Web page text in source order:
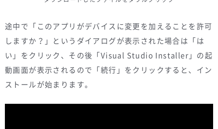
途中で「このアプリがデバイスに変更を加えることを許可
しますか？」というダイアログが表示された場合は「は
い」をクリック、その後「Visual Studio Installer」の起
動画面が表示されるので「続行」をクリックすると、イン
ストールが始まります。